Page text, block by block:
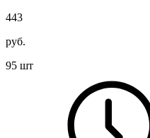
443
руб.
95 шт